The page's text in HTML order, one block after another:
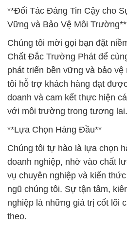
**Đối Tác Đáng Tin Cậy cho
Vững và Bảo Vệ Môi Trường**
Chúng tôi mời gọi bạn đặt
Chất Đắc Trường Phát để
phát triển bền vững và bảo
tôi hỗ trợ khách hàng đạt
doanh và cam kết thực hiện
với môi trường trong tương lai.
**Lựa Chọn Hàng Đầu**
Chúng tôi tự hào là lựa chọn
doanh nghiệp, nhờ vào chất
vụ chuyên nghiệp và kiến
ngũ chúng tôi. Sự tận tâm,
nghiệp là những giá trị cốt lõi
theo.